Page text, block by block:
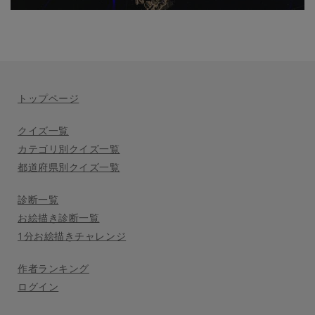
トップページ
クイズ一覧
カテゴリ別クイズ一覧
都道府県別クイズ一覧
診断一覧
お絵描き診断一覧
1分お絵描きチャレンジ
作者ランキング
ログイン